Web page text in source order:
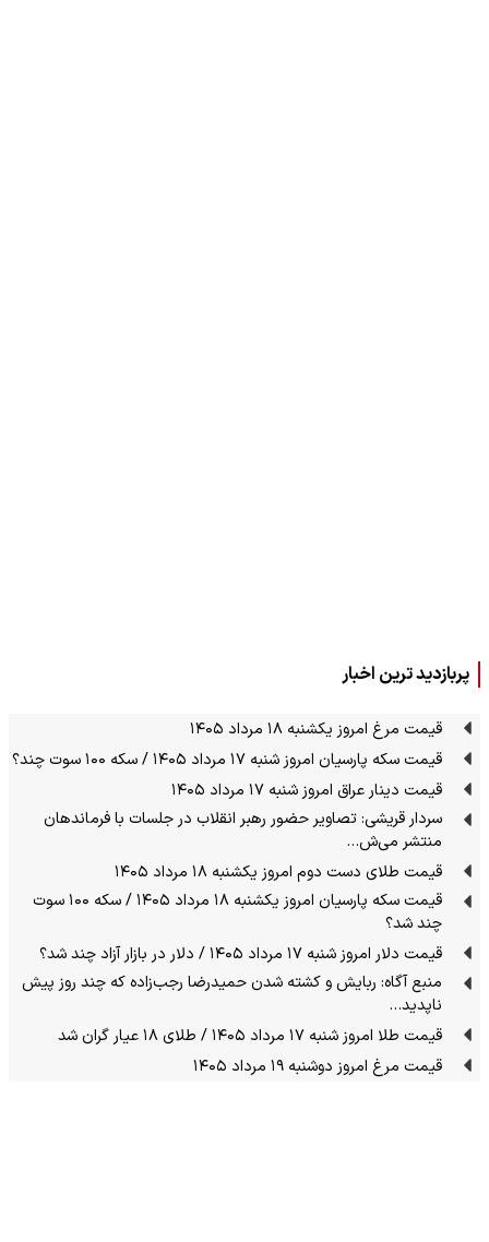
پربازدید ترین اخبار
قیمت مرغ امروز یکشنبه ۱۸ مرداد ۱۴۰۵
قیمت سکه پارسیان امروز شنبه ۱۷ مرداد ۱۴۰۵ / سکه ۱۰۰ سوت چند؟
قیمت دینار عراق امروز شنبه ۱۷ مرداد ۱۴۰۵
سردار قریشی: تصاویر حضور رهبر انقلاب در جلسات با فرماندهان
منتشر می‌ش…
قیمت طلای دست دوم امروز یکشنبه ۱۸ مرداد ۱۴۰۵
قیمت سکه پارسیان امروز یکشنبه ۱۸ مرداد ۱۴۰۵ / سکه ۱۰۰ سوت
چند شد؟
قیمت دلار امروز شنبه ۱۷ مرداد ۱۴۰۵ / دلار در بازار آزاد چند شد؟
منبع آگاه: ربایش و کشته شدن حمیدرضا رجب‌زاده که چند روز پیش
ناپدید…
قیمت طلا امروز شنبه ۱۷ مرداد ۱۴۰۵ / طلای ۱۸ عیار گران شد
قیمت مرغ امروز دوشنبه ۱۹ مرداد ۱۴۰۵